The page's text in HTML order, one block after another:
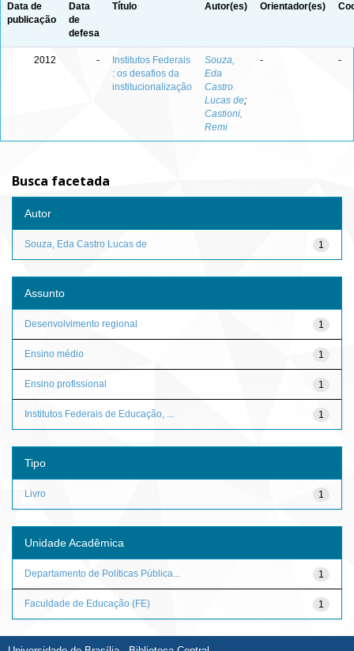
Data de
publicação
Data
de
defesa
Título Autor(es) Orientador(es)
2012 -
Institutos Federais
: os desafios da
institucionalização
Souza,
Eda
Castro
Lucas de;
Castioni,
Remi
- -
Busca facetada
Autor
1
Souza, Eda Castro Lucas de
Assunto
1
Desenvolvimento regional
1
Ensino médio
1
Ensino profissional
1
Institutos Federais de Educação, ...
Tipo
1
Livro
Unidade Acadêmica
1
Departamento de Políticas Pública...
1
Faculdade de Educação (FE)